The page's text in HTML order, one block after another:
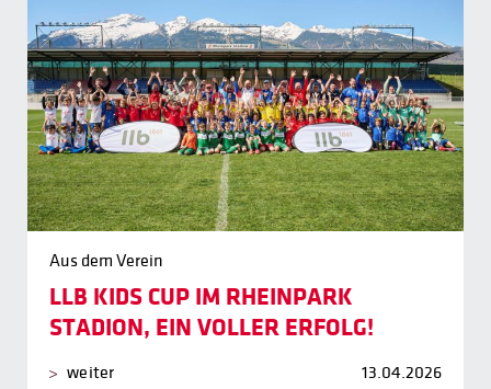
Aus dem Verein
LLB KIDS CUP IM RHEINPARK
STADION, EIN VOLLER ERFOLG!
weiter 13.04.2026